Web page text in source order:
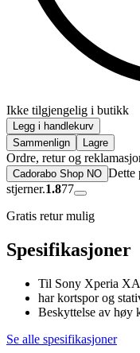
Ikke tilgjengelig i butikk
Legg i handlekurv
Sammenlign
Lagre
Ordre, retur og
Cadorabo Shop NO Dette
stjerner.1.877
Gratis retur mulig
Spesifikasjoner
Til Sony Xperia XA
har kortspor og
Beskyttelse av høy
Se alle spesifikasjoner